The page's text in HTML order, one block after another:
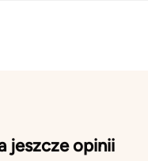
jeszcze opinii